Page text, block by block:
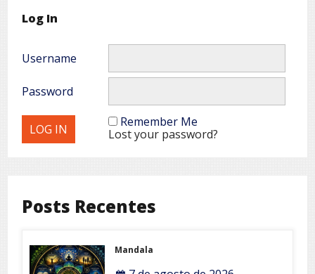
Log In
Username
Password
Remember Me
Lost your password?
Posts Recentes
Mandala